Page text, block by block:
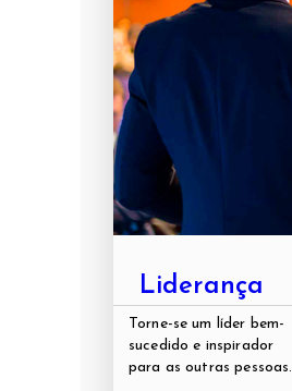
Liderança
Torne-se um líder bem-
sucedido e inspirador
para as outras pessoas.